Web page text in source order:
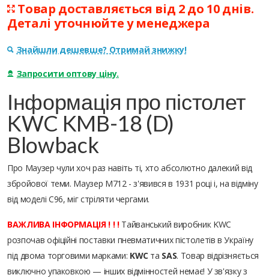
Товар доставляється від 2 до 10 днів.
Деталі уточнюйте у менеджера
Знайшли дешевше? Отримай знижку!
Запросити оптову ціну.
Інформація про пістолет
KWC KMB-18 (D)
Blowback
Про Маузер чули хоч раз навіть ті, хто абсолютно далекий від
збройової теми. Маузер М712 - з'явився в 1931 році і, на відміну
від моделі С96, міг стріляти чергами.
ВАЖЛИВА ІНФОРМАЦІЯ ! ! !Тайванський виробник KWC
розпочав офіційні поставки пневматичних пістолетів в Україну
під двома торговими марками: KWCта SAS. Товар відрізняється
виключно упаковкою — інших відмінностей немає! У зв'язку з